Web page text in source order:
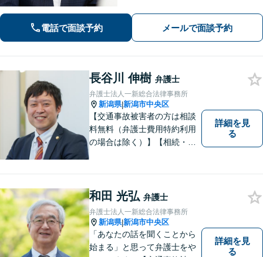
き、気持ちに寄り添いながら法的サポ
ートをいたします。
電話で面談予約 メールで面談予約
長谷川 伸樹 弁護士
弁護士法人一新総合法律事務所
新潟県|新潟市中央区
【交通事故被害者の方は相談
料無料（弁護士費用特約利用
の場合は除く）】【相続・債
てお力になります
詳細を見
る
和田 光弘 弁護士
弁護士法人一新総合法律事務所
新潟県|新潟市中央区
「あなたの話を聞くことから
始まる」と思って弁護士をや
詳細を見
る